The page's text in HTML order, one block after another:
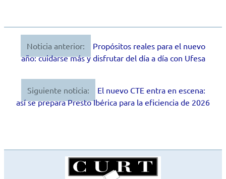
Navegación
entradas
Noticia anterior:
Propósitos reales para el nuevo
año: cuidarse más y disfrutar del día a día con Ufesa
Siguiente noticia:
El nuevo CTE entra en escena:
así se prepara Presto Ibérica para la eficiencia de 2026